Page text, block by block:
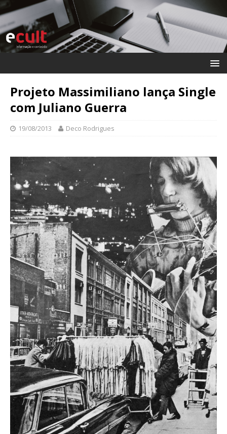
Projeto Massimiliano lança Single
com Juliano Guerra
19/08/2013 Deco Rodrigues